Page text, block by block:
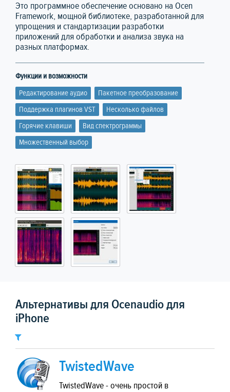
Это программное обеспечение основано на Ocen
Framework, мощной библиотеке, разработанной для
упрощения и стандартизации разработки
приложений для обработки и анализа звука на
разных платформах.
Функции и возможности
Редактирование аудио
Пакетное преобразование
Поддержка плагинов VST
Несколько файлов
Горячие клавиши
Вид спектрограммы
Множественный выбор
Альтернативы для Ocenaudio для
iPhone
TwistedWave
TwistedWave - очень простой в